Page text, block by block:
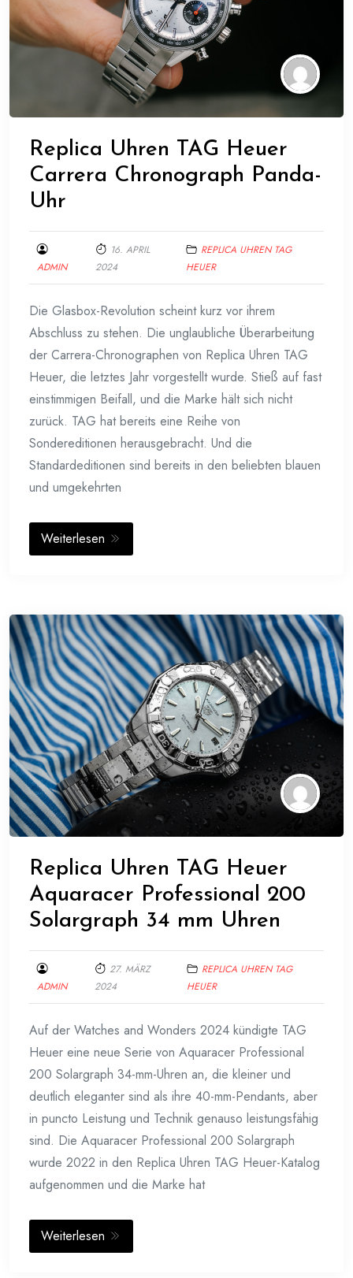
Replica Uhren TAG Heuer
Carrera Chronograph Panda-
Uhr
ADMIN
16. APRIL
2024
REPLICA UHREN TAG
HEUER
Die Glasbox-Revolution scheint kurz vor ihrem
Abschluss zu stehen. Die unglaubliche Überarbeitung
der Carrera-Chronographen von Replica Uhren TAG
Heuer, die letztes Jahr vorgestellt wurde. Stieß auf fast
einstimmigen Beifall, und die Marke hält sich nicht
zurück. TAG hat bereits eine Reihe von
Sondereditionen herausgebracht. Und die
Standardeditionen sind bereits in den beliebten blauen
und umgekehrten
Weiterlesen
Replica Uhren TAG Heuer
Aquaracer Professional 200
Solargraph 34 mm Uhren
ADMIN
27. MÄRZ
2024
REPLICA UHREN TAG
HEUER
Auf der Watches and Wonders 2024 kündigte TAG
Heuer eine neue Serie von Aquaracer Professional
200 Solargraph 34-mm-Uhren an, die kleiner und
deutlich eleganter sind als ihre 40-mm-Pendants, aber
in puncto Leistung und Technik genauso leistungsfähig
sind. Die Aquaracer Professional 200 Solargraph
wurde 2022 in den Replica Uhren TAG Heuer-Katalog
aufgenommen und die Marke hat
Weiterlesen